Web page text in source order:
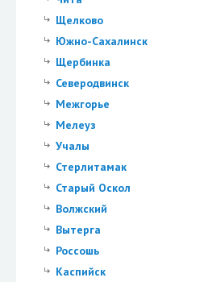
Щелково
Южно-Сахалинск
Щербинка
Северодвинск
Межгорье
Мелеуз
Учалы
Стерлитамак
Старый Оскол
Волжский
Вытерга
Россошь
Каспийск